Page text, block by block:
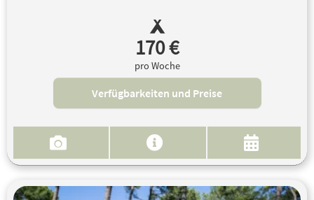
170 €
pro Woche
Verfügbarkeiten und Preise